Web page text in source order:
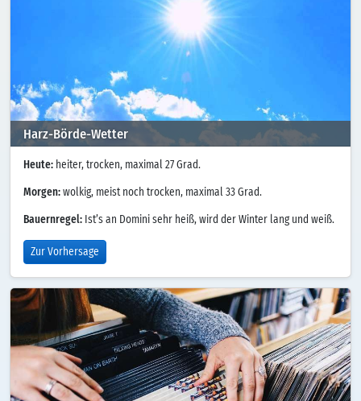
Harz-Börde-Wetter
Heute: heiter, trocken, maximal 27 Grad.
Morgen: wolkig, meist noch trocken, maximal 33 Grad.
Bauernregel: Ist’s an Domini sehr heiß, wird der Winter lang und weiß.
Zur Vorhersage